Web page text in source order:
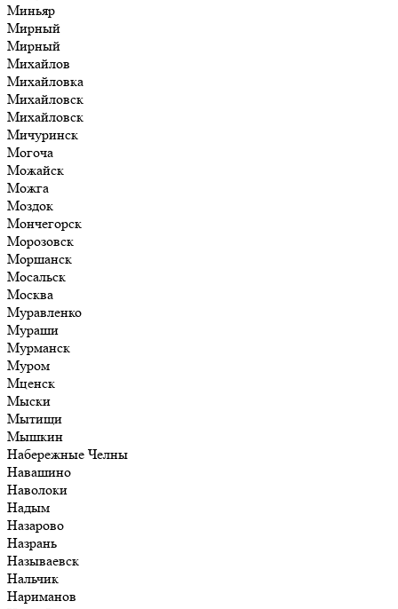
Миньяр
Мирный
Мирный
Михайлов
Михайловка
Михайловск
Михайловск
Мичуринск
Могоча
Можайск
Можга
Моздок
Мончегорск
Морозовск
Моршанск
Мосальск
Москва
Муравленко
Мураши
Мурманск
Муром
Мценск
Мыски
Мытищи
Мышкин
Набережные Челны
Навашино
Наволоки
Надым
Назарово
Назрань
Называевск
Нальчик
Нариманов